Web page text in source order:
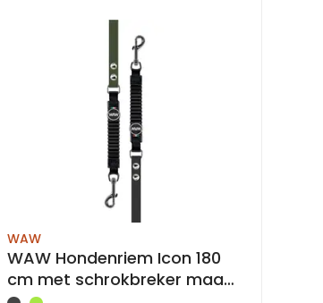
WAW
WAW Hondenriem Icon 180
cm met schrokbreker maat